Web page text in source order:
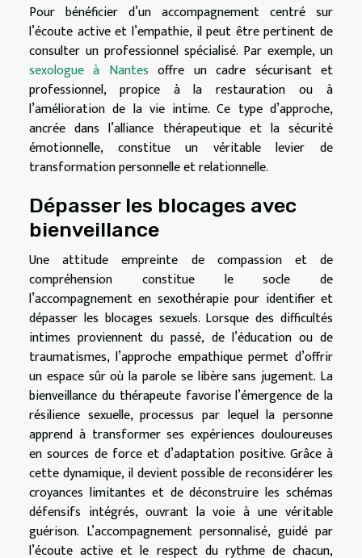
Pour bénéficier d’un accompagnement centré sur
l’écoute active et l’empathie, il peut être pertinent de
consulter un professionnel spécialisé. Par exemple, un
sexologue à Nantes offre un cadre sécurisant et
professionnel, propice à la restauration ou à
l’amélioration de la vie intime. Ce type d’approche,
ancrée dans l’alliance thérapeutique et la sécurité
émotionnelle, constitue un véritable levier de
transformation personnelle et relationnelle.
Dépasser les blocages avec
bienveillance
Une attitude empreinte de compassion et de
compréhension constitue le socle de
l’accompagnement en sexothérapie pour identifier et
dépasser les blocages sexuels. Lorsque des difficultés
intimes proviennent du passé, de l’éducation ou de
traumatismes, l’approche empathique permet d’offrir
un espace sûr où la parole se libère sans jugement. La
bienveillance du thérapeute favorise l’émergence de la
résilience sexuelle, processus par lequel la personne
apprend à transformer ses expériences douloureuses
en sources de force et d’adaptation positive. Grâce à
cette dynamique, il devient possible de reconsidérer les
croyances limitantes et de déconstruire les schémas
défensifs intégrés, ouvrant la voie à une véritable
guérison. L’accompagnement personnalisé, guidé par
l’écoute active et le respect du rythme de chacun,